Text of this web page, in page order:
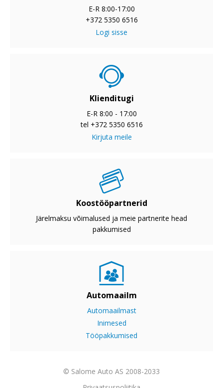
E-R 8:00-17:00
+372 5350 6516
Logi sisse
Klienditugi
E-R 8:00 - 17:00
tel +372 5350 6516
Kirjuta meile
Koostööpartnerid
Järelmaksu võimalused ja meie partnerite head
pakkumised
Automaailm
Automaailmast
Inimesed
Tööpakkumised
© Salome Auto AS 2008-2033